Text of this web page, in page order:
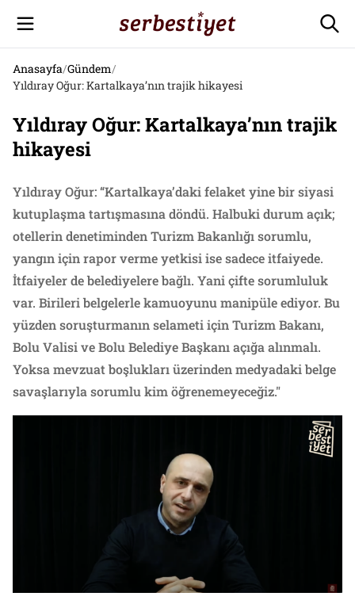
Anasayfa/Gündem/
Yıldıray Oğur: Kartalkaya’nın trajik hikayesi
Yıldıray Oğur: Kartalkaya’nın trajik
hikayesi
Yıldıray Oğur: “Kartalkaya’daki felaket yine bir siyasi
kutuplaşma tartışmasına döndü. Halbuki durum açık;
otellerin denetiminden Turizm Bakanlığı sorumlu,
yangın için rapor verme yetkisi ise sadece itfaiyede.
İtfaiyeler de belediyelere bağlı. Yani çifte sorumluluk
var. Birileri belgelerle kamuoyunu manipüle ediyor. Bu
yüzden soruşturmanın selameti için Turizm Bakanı,
Bolu Valisi ve Bolu Belediye Başkanı açığa alınmalı.
Yoksa mevzuat boşlukları üzerinden medyadaki belge
savaşlarıyla sorumlu kim öğrenemeyeceğiz."